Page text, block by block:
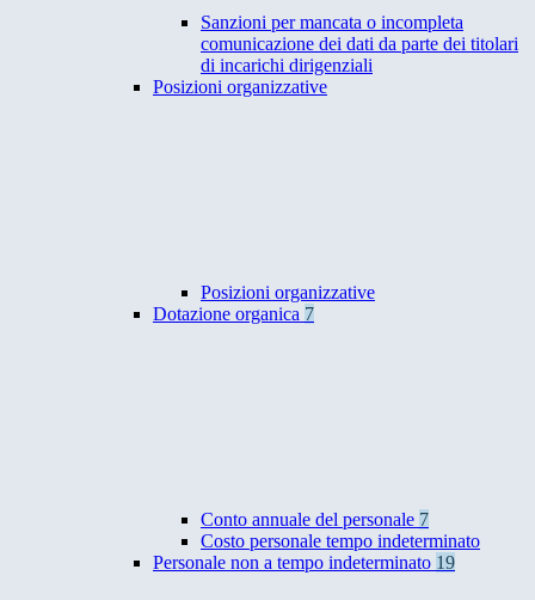
Sanzioni per mancata o incompleta
comunicazione dei dati da parte dei titolari
di incarichi dirigenziali
Posizioni organizzative
Posizioni organizzative
Dotazione organica 7
Conto annuale del personale 7
Costo personale tempo indeterminato
Personale non a tempo indeterminato 19